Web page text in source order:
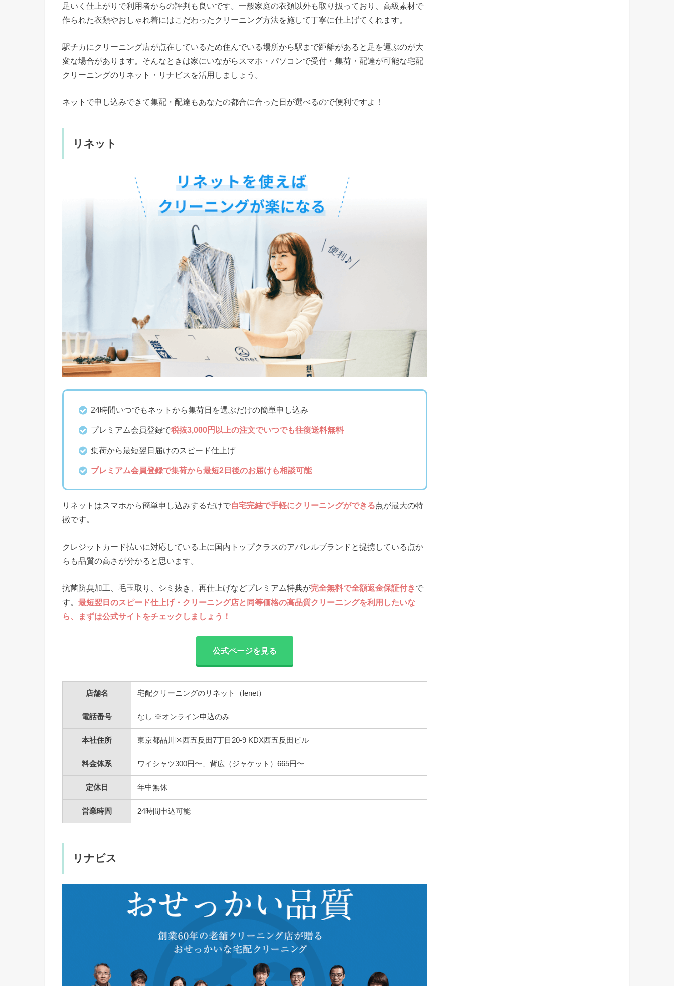
足いく仕上がりで利用者からの評判も良いです。一般家庭の衣類以外も取り扱っており、高級素材で
作られた衣類やおしゃれ着にはこだわったクリーニング方法を施して丁寧に仕上げてくれます。
駅チカにクリーニング店が点在しているため住んでいる場所から駅まで距離があると足を運ぶのが大
変な場合があります。そんなときは家にいながらスマホ・パソコンで受付・集荷・配達が可能な宅配
クリーニングのリネット・リナビスを活用しましょう。
ネットで申し込みできて集配・配達もあなたの都合に合った日が選べるので便利ですよ！
リネット
24時間いつでもネットから集荷日を選ぶだけの簡単申し込み
プレミアム会員登録で税抜3,000円以上の注文でいつでも往復送料無料
集荷から最短翌日届けのスピード仕上げ
プレミアム会員登録で集荷から最短2日後のお届けも相談可能
リネットはスマホから簡単申し込みするだけで自宅完結で手軽にクリーニングができる点が最大の特
徴です。
クレジットカード払いに対応している上に国内トップクラスのアパレルブランドと提携している点か
らも品質の高さが分かると思います。
抗菌防臭加工、毛玉取り、シミ抜き、再仕上げなどプレミアム特典が完全無料で全額返金保証付きで
す。 最短翌日のスピード仕上げ・クリーニング店と同等価格の高品質クリーニングを利用したいな
ら、まずは公式サイトをチェックしましょう！
公式ページを見る
店舗名 宅配クリーニングのリネット（lenet）
電話番号 なし ※オンライン申込のみ
本社住所 東京都品川区西五反田7丁目20-9 KDX西五反田ビル
料金体系 ワイシャツ300円〜、背広（ジャケット）665円〜
定休日 年中無休
営業時間 24時間申込可能
リナビス